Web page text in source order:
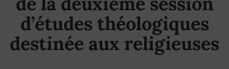
d’études théologiques
destinée aux religieuses